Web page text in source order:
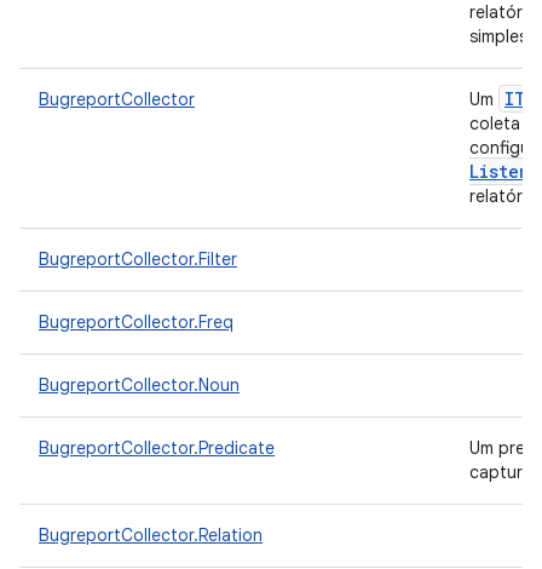
relatório
simples
BugreportCollector Um
coleta
BugreportCollector.Filter
BugreportCollector.Freq
BugreportCollector.Noun
BugreportCollector.Predicate
Um
BugreportCollector.Relation